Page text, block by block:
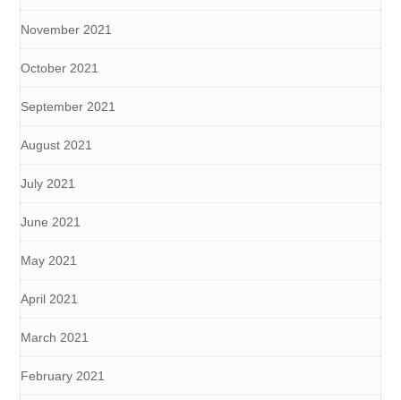
November 2021
October 2021
September 2021
August 2021
July 2021
June 2021
May 2021
April 2021
March 2021
February 2021